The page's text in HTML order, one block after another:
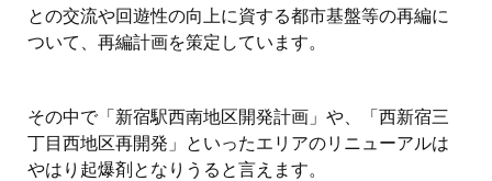
との交流や回遊性の向上に資する都市基盤等の再編に
ついて、再編計画を策定しています。
その中で「新宿駅西南地区開発計画」や、「西新宿三
丁目西地区再開発」といったエリアのリニューアルは
やはり起爆剤となりうると言えます。